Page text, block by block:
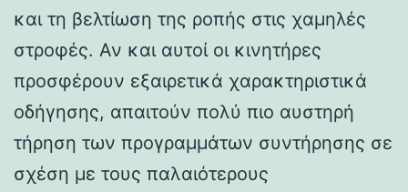
και τη βελτίωση της ροπής στις χαμηλές
στροφές. Αν και αυτοί οι κινητήρες
προσφέρουν εξαιρετικά χαρακτηριστικά
οδήγησης, απαιτούν πολύ πιο αυστηρή
τήρηση των προγραμμάτων συντήρησης σε
σχέση με τους παλαιότερους